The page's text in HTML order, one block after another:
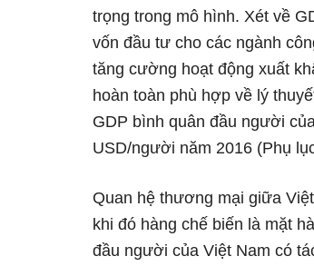
trọng trong mô hình. Xét về
vốn đầu tư cho các ngành
tăng cường hoạt động xuất
hoàn toàn phù hợp về lý
GDP bình quân đầu người
USD/người năm 2016 (Phụ
Quan hệ thương mại giữa
khi đó hàng chế biến là mặt
đầu người của Việt Nam có